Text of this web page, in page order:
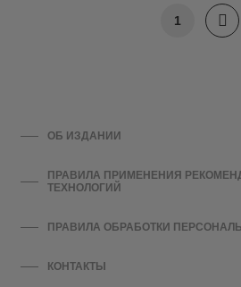
1
ОБ ИЗДАНИИ
ПРАВИЛА ПРИМЕНЕНИЯ
ТЕХНОЛОГИЙ
ПРАВИЛА ОБРАБОТКИ
КОНТАКТЫ